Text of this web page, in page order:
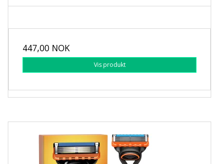
447,00 NOK
Vis produkt